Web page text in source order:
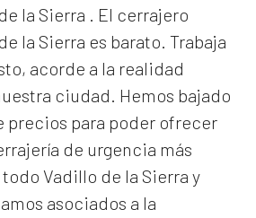
la Sierra . El cerrajero
la Sierra es barato. Trabaja
acorde a la realidad
ciudad. Hemos bajado
precios para poder ofrecer
de urgencia más
Vadillo de la Sierra y
asociados a la